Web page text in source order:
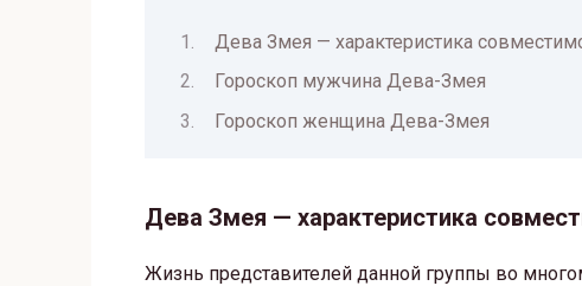
Дева Змея — характеристика
Гороскоп мужчина Дева-Змея
Гороскоп женщина Дева-Змея
Дева Змея — характеристика
Жизнь представителей данной группы во